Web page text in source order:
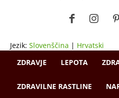
Jezik: Slovenščina | Hrvatski
ZDRAVJE
LEPOTA
ZDRAVILNE RASTLINE